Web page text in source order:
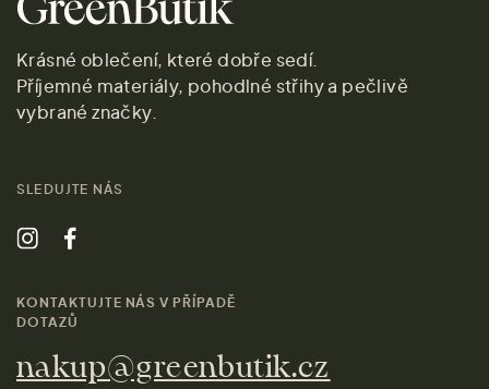
Krásné oblečení, které dobře sedí.
Příjemné materiály, pohodlné střihy a pečlivě
vybrané značky.
SLEDUJTE NÁS
KONTAKTUJTE NÁS V PŘÍPADĚ
DOTAZŮ
nakup@greenbutik.cz